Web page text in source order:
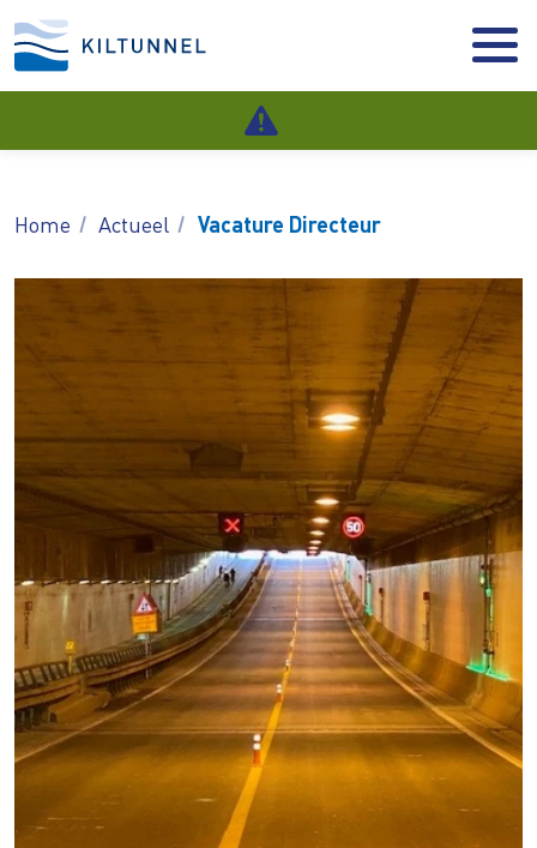
Home Actueel Vacature Directeur